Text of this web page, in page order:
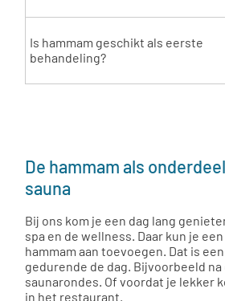
Is hammam geschikt als eerste
behandeling?
De hammam als
sauna
Bij ons kom je een dag lang
spa en de wellness. Daar kun je
hammam aan toevoegen. Dat is
gedurende de dag. Bijvoorbeeld na
saunarondes. Of voordat je lekker
in het restaurant.